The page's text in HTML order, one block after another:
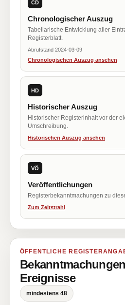
CD
Chronologischer Auszug
Tabellarische Entwicklung aller
Registerblatt.
Abrufstand 2024-03-09
Chronologischen Auszug ansehen
HD
Historischer Auszug
Historischer Registerinhalt vor der
Umschreibung.
Historischen Auszug ansehen
VÖ
Veröffentlichungen
Registerbekanntmachungen zu
Zum Zeitstrahl
ÖFFENTLICHE
Ereignisse
mindestens 48